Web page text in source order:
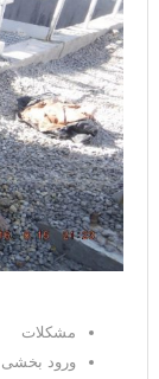
مشکلات
ورود بخشی